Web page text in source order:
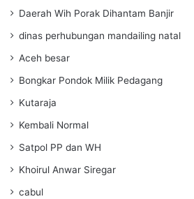
Daerah Wih Porak Dihantam Banjir
dinas perhubungan mandailing natal
Aceh besar
Bongkar Pondok Milik Pedagang
Kutaraja
Kembali Normal
Satpol PP dan WH
Khoirul Anwar Siregar
cabul